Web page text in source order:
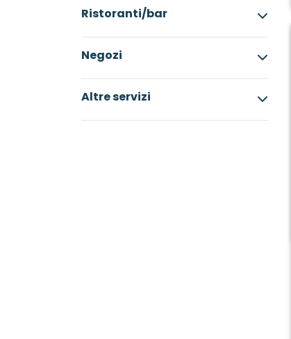
Ristoranti/bar
Negozi
Altre servizi